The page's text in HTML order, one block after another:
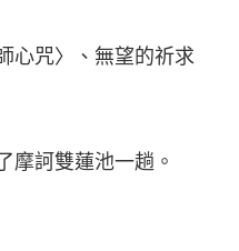
心咒〉、無望的祈求
摩訶雙蓮池一趟。